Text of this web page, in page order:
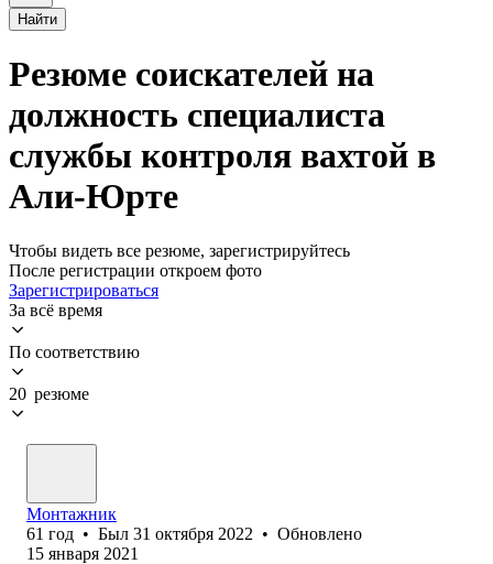
Найти
Резюме соискателей на
должность специалиста
службы контроля вахтой в
Али-Юрте
Чтобы видеть все резюме, зарегистрируйтесь
После регистрации откроем фото
Зарегистрироваться
За всё время
По соответствию
20 резюме
Монтажник
61 год • Был 31 октября 2022 • Обновлено
15 января 2021